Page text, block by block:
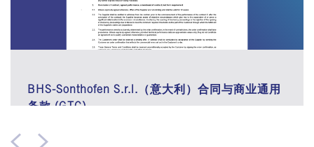
BHS-Sonthofen S.r.l.（意大利）合同与商业通用
条款 (GTC)